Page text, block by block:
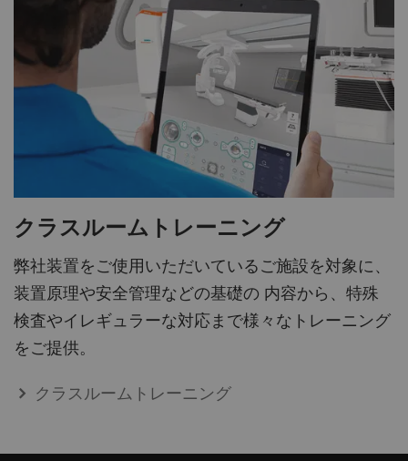
クラスルームトレーニング
弊社装置をご使用いただいているご施設を対象に、
装置原理や安全管理などの基礎の 内容から、特殊
検査やイレギュラーな対応まで様々なトレーニング
をご提供。
クラスルームトレーニング